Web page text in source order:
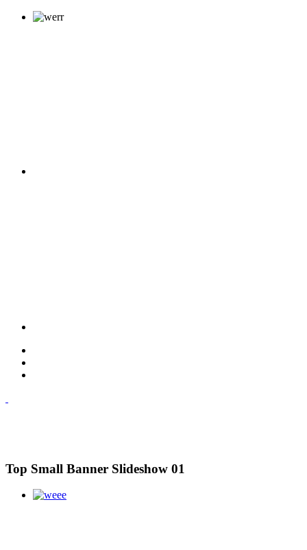
Top Small Banner Slideshow 01